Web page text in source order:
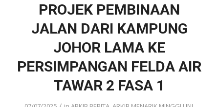
PROJEK PEMBINAAN
JALAN DARI KAMPUNG
JOHOR LAMA KE
PERSIMPANGAN FELDA AIR
TAWAR 2 FASA 1